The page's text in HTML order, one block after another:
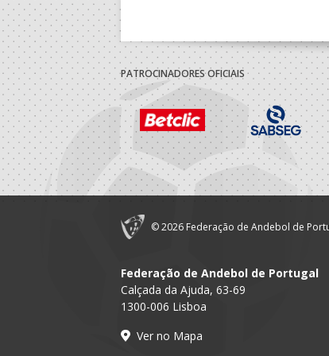
PATROCINADORES OFICIAIS
© 2026 Federação de Andebol de
Federação de Andebol de Portugal
Calçada da Ajuda, 63-69
1300-006 Lisboa
Ver no Mapa